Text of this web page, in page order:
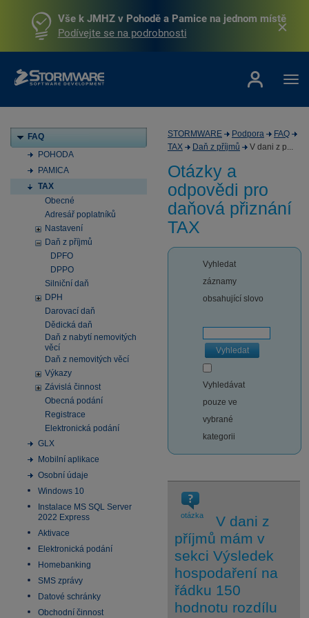
Vše k JMHZ v Pohodě a Pamice na jednom místě
Podívejte se na podrobnosti
FAQ
POHODA
PAMICA
TAX
Obecné
Adresář poplatníků
Nastavení
Daň z příjmů
DPFO
DPPO
Silniční daň
DPH
Darovací daň
Dědická daň
Daň z nabytí nemovitých
věcí
Daň z nemovitých věcí
Výkazy
Závislá činnost
Obecná podání
Registrace
Elektronická podání
GLX
Mobilní aplikace
Osobní údaje
Windows 10
Instalace MS SQL Server
2022 Express
Aktivace
Elektronická podání
Homebanking
SMS zprávy
Datové schránky
Obchodní činnost
STORMWARE Podpora
FAQ
TAX
Daň z příjmů V dani z p...
Otázky a
odpovědi pro
daňová přiznání
TAX
Vyhledat
záznamy
obsahující slovo
Vyhledat
Vyhledávat
pouze ve
vybrané
kategorii
otázka
V dani z
příjmů mám v
sekci Výsledek
hospodaření na
řádku 150
hodnotu rozdílu